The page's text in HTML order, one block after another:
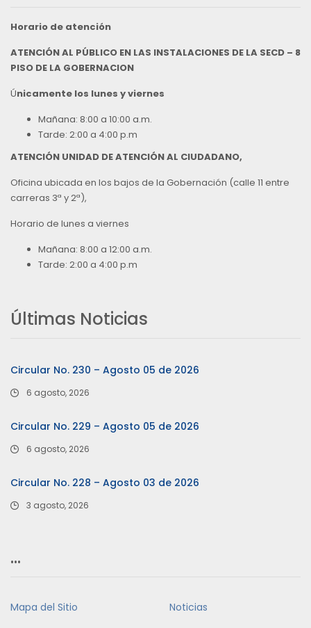
Horario de atención
ATENCIÓN AL PÚBLICO EN LAS INSTALACIONES DE LA SECD – 8
PISO DE LA GOBERNACION
Únicamente los lunes y viernes
Mañana: 8:00 a 10:00 a.m.
Tarde: 2:00 a 4:00 p.m
ATENCIÓN UNIDAD DE ATENCIÓN AL CIUDADANO,
Oficina ubicada en los bajos de la Gobernación (calle 11 entre
carreras 3ª y 2ª),
Horario de lunes a viernes
Mañana: 8:00 a 12:00 a.m.
Tarde: 2:00 a 4:00 p.m
Últimas Noticias
Circular No. 230 – Agosto 05 de 2026
6 agosto, 2026
Circular No. 229 – Agosto 05 de 2026
6 agosto, 2026
Circular No. 228 – Agosto 03 de 2026
3 agosto, 2026
…
Mapa del Sitio
Noticias